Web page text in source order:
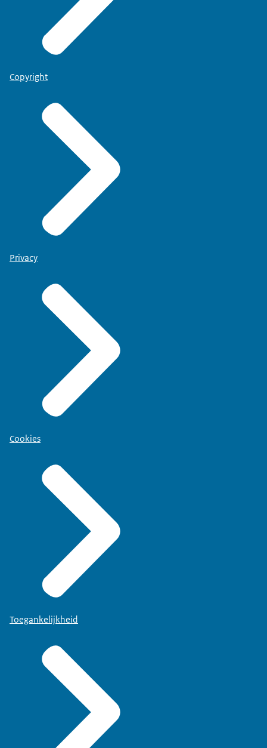
Copyright
Privacy
Cookies
Toegankelijkheid